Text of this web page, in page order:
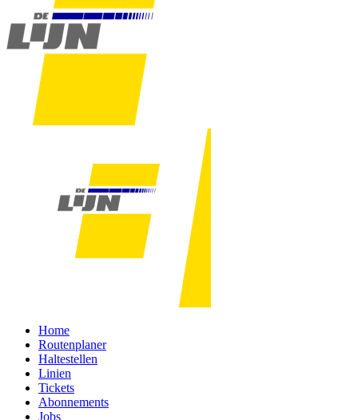
Home
Routenplaner
Haltestellen
Linien
Tickets
Abonnements
Jobs